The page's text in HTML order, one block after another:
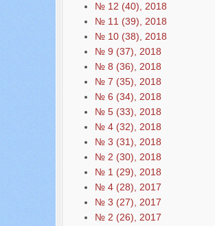
№ 12 (40), 2018
№ 11 (39), 2018
№ 10 (38), 2018
№ 9 (37), 2018
№ 8 (36), 2018
№ 7 (35), 2018
№ 6 (34), 2018
№ 5 (33), 2018
№ 4 (32), 2018
№ 3 (31), 2018
№ 2 (30), 2018
№ 1 (29), 2018
№ 4 (28), 2017
№ 3 (27), 2017
№ 2 (26), 2017